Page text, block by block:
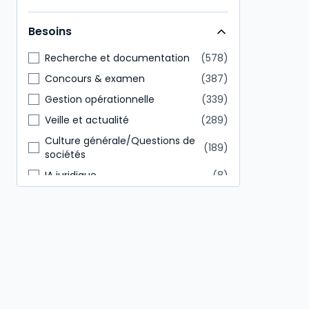
Direction générale
146
Tout public
85
Besoins
Recherche et documentation
578
Concours & examen
387
Gestion opérationnelle
339
Veille et actualité
289
Culture générale/Questions de
sociétés
189
IA juridique
8